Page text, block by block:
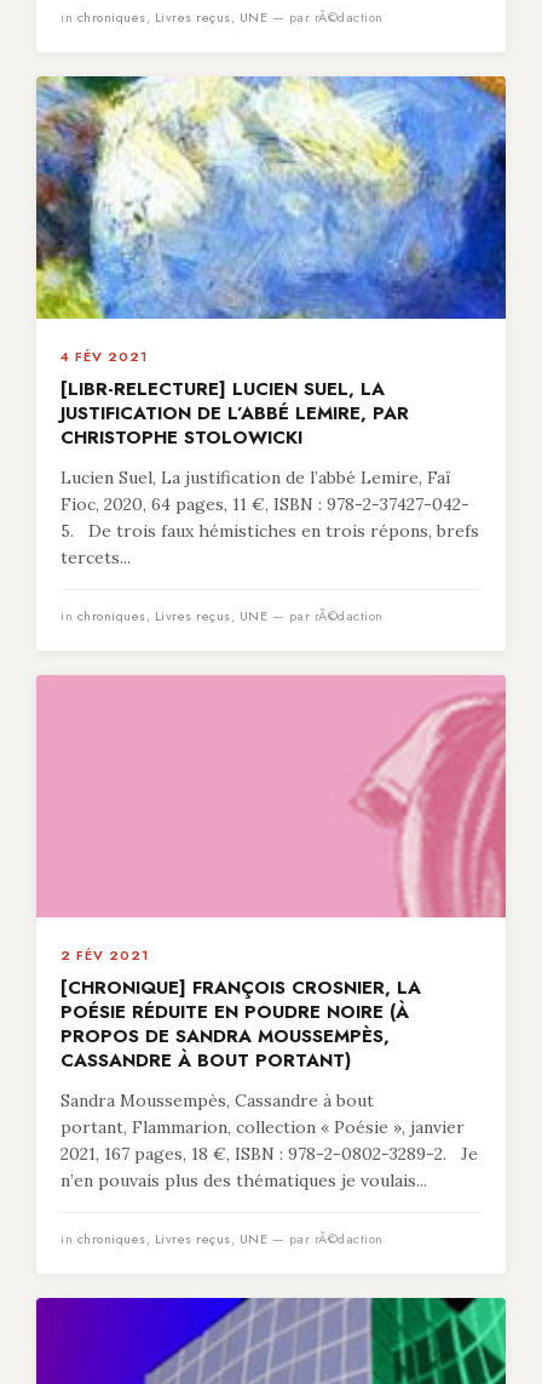
in chroniques, Livres reçus, UNE — par rÃ©daction
4 FÉV 2021
[LIBR-RELECTURE] LUCIEN SUEL, LA
JUSTIFICATION DE L’ABBÉ LEMIRE, PAR
CHRISTOPHE STOLOWICKI
Lucien Suel, La justification de l’abbé Lemire, Faï
Fioc, 2020, 64 pages, 11 €, ISBN : 978-2-37427-042-
5. De trois faux hémistiches en trois répons, brefs
tercets...
in chroniques, Livres reçus, UNE — par rÃ©daction
2 FÉV 2021
[CHRONIQUE] FRANÇOIS CROSNIER, LA
POÉSIE RÉDUITE EN POUDRE NOIRE (À
PROPOS DE SANDRA MOUSSEMPÈS,
CASSANDRE À BOUT PORTANT)
Sandra Moussempès, Cassandre à bout
portant, Flammarion, collection « Poésie », janvier
2021, 167 pages, 18 €, ISBN : 978-2-0802-3289-2. Je
n’en pouvais plus des thématiques je voulais...
in chroniques, Livres reçus, UNE — par rÃ©daction